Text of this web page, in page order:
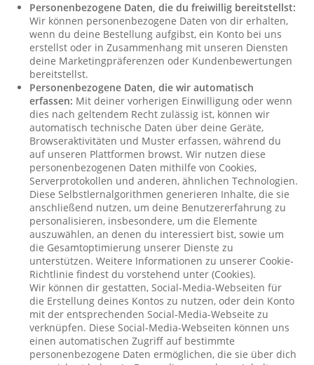
Personenbezogene Daten, die du freiwillig bereitstellst:
Wir können personenbezogene Daten von dir erhalten,
wenn du deine Bestellung aufgibst, ein Konto bei uns
erstellst oder in Zusammenhang mit unseren Diensten
deine Marketingpräferenzen oder Kundenbewertungen
bereitstellst.
Personenbezogene Daten, die wir automatisch
erfassen: Mit deiner vorherigen Einwilligung oder wenn
dies nach geltendem Recht zulässig ist, können wir
automatisch technische Daten über deine Geräte,
Browseraktivitäten und Muster erfassen, während du
auf unseren Plattformen browst. Wir nutzen diese
personenbezogenen Daten mithilfe von Cookies,
Serverprotokollen und anderen, ähnlichen Technologien.
Diese Selbstlernalgorithmen generieren Inhalte, die sie
anschließend nutzen, um deine Benutzererfahrung zu
personalisieren, insbesondere, um die Elemente
auszuwählen, an denen du interessiert bist, sowie um
die Gesamtoptimierung unserer Dienste zu
unterstützen. Weitere Informationen zu unserer Cookie-
Richtlinie findest du vorstehend unter (Cookies).
Wir können dir gestatten, Social-Media-Webseiten für
die Erstellung deines Kontos zu nutzen, oder dein Konto
mit der entsprechenden Social-Media-Webseite zu
verknüpfen. Diese Social-Media-Webseiten können uns
einen automatischen Zugriff auf bestimmte
personenbezogene Daten ermöglichen, die sie über dich